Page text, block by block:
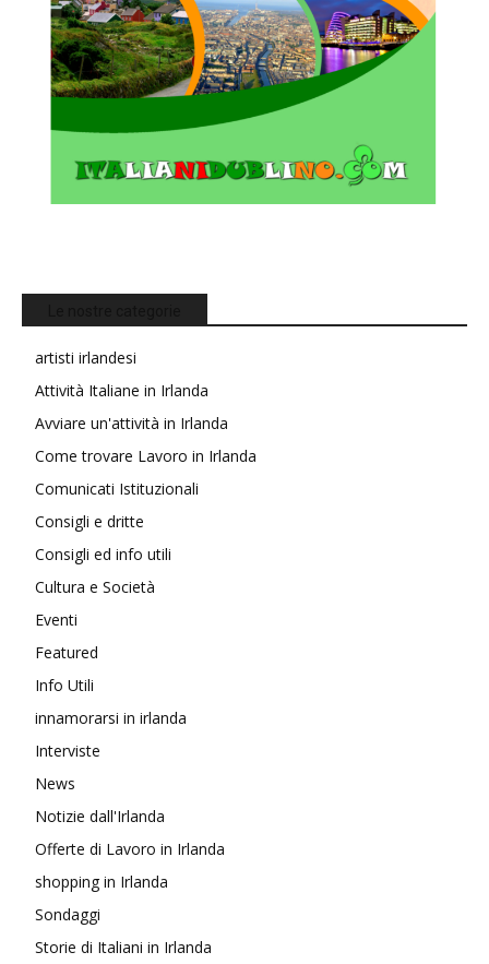
artisti irlandesi
Attività Italiane in Irlanda
Avviare un'attività in Irlanda
Come trovare Lavoro in Irlanda
Comunicati Istituzionali
Consigli e dritte
Consigli ed info utili
Cultura e Società
Eventi
Featured
Info Utili
innamorarsi in irlanda
Interviste
News
Notizie dall'Irlanda
Offerte di Lavoro in Irlanda
shopping in Irlanda
Sondaggi
Storie di Italiani in Irlanda